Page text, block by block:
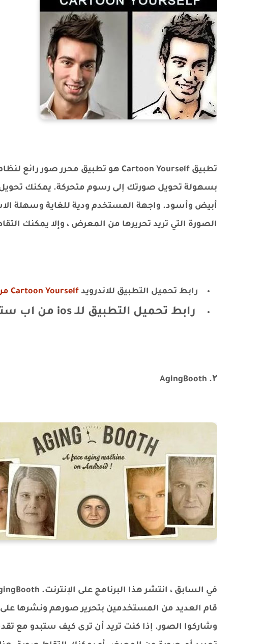
بسهولة تحويل صورتك إلى رسوم متحركة. يمكنك
أبيض وأسود. واجهة المستخدم ودية للغاية وسهلة
الصورة التي تريد تحريرها من المعرض ، وإلا يمكنك
رابط تحميل التطبيق للاندرويد Cartoon Yourself من Google Play
رابط تحميل التطبيق للـ ios من اب ستور :
۲. AgingBooth
قام العديد من المستخدمين بتحرير صورهم ونشرها
وشاركوا الصور. إذا كنت تريد أن ترى كيف ستبدو مع